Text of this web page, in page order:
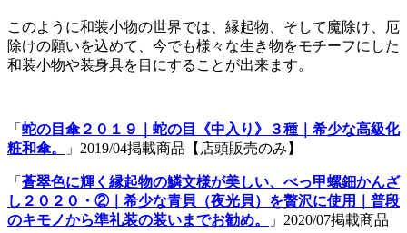
このように和装小物の世界では、縁起物、そして魔除け、厄
除けの願いを込めて、今でも様々な生き物をモチーフにした
和装小物や装身具を目にすることが出来ます。
「 蛇の目傘２０１９｜蛇の目《中入り》３種｜希少な高級化
粧和傘。
」2019/04掲載商品【店頭販売のみ】
「 蒼翠色に輝く縁起物の鱗文様が美しい、べっ甲螺鈿かんざ
し２０２０・②｜希少な青貝（夜光貝）を贅沢に使用｜普段
のキモノから準礼装の装いまでお勧め。
」2020/07掲載商品